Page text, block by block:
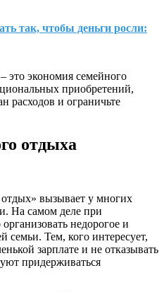
так, чтобы деньги росли:
это экономия семейного
приобретений,
расходов и ограничьте
отдыха
вызывает у многих
На самом деле при
недорогое и
семьи. Тем, кого интересует,
зарплате и не отказывать
придерживаться